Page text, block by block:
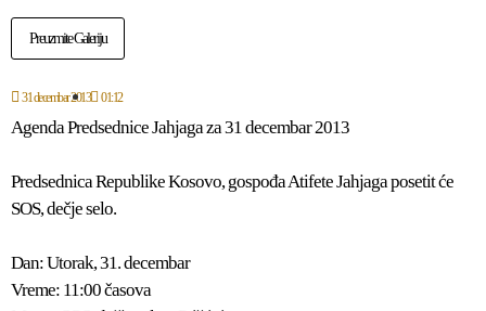
Preuzmite Galeriju
31 decembar 2013 01:12
Agenda Predsednice Jahjaga za 31 decembar 2013
Predsednica Republike Kosovo, gospođa Atifete Jahjaga posetit će
SOS, dečje selo.
Dan: Utorak, 31. decembar
Vreme: 11:00 časova